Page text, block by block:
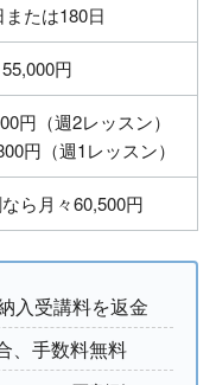
または180日
55,000円
円（週2レッスン）
円（週1レッスン）
ら月々60,500円
入受講料を返金
、手数料無料